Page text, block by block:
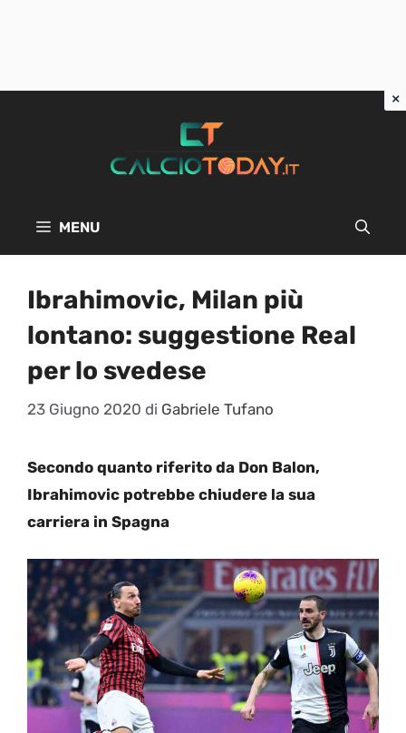
MENU
Ibrahimovic, Milan più
lontano: suggestione Real
per lo svedese
23 Giugno 2020 di Gabriele Tufano
Secondo quanto riferito da Don Balon,
Ibrahimovic potrebbe chiudere la sua
carriera in Spagna